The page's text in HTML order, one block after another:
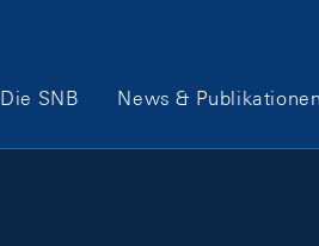
Hauptnavigation
Die SNB News & Publikationen